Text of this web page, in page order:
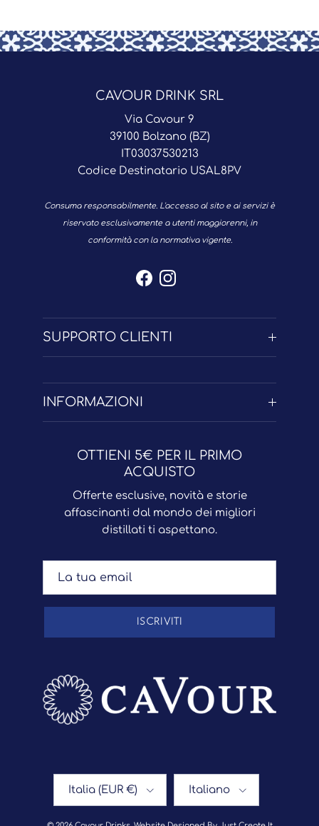
CAVOUR DRINK SRL
Via Cavour 9
39100 Bolzano (BZ)
IT03037530213
Codice Destinatario USAL8PV
Consuma responsabilmente. L'accesso al sito e ai servizi è
riservato esclusivamente a utenti maggiorenni, in
conformità con la normativa vigente.
Facebook
Instagram
SUPPORTO CLIENTI
INFORMAZIONI
OTTIENI 5€ PER IL PRIMO
ACQUISTO
Offerte esclusive, novità e storie
affascinanti dal mondo dei migliori
distillati ti aspettano.
ISCRIVITI
Italia (EUR €) Italiano